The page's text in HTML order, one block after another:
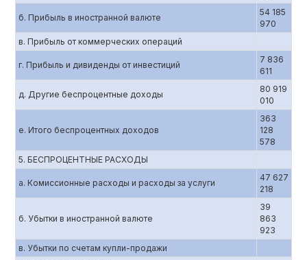
б. Прибыль в иностранной валюте
54 185
970
в. Прибыль от коммерческих операций
г. Прибыль и дивиденды от инвестиций
7 836
611
д. Другие беспроцентные доходы
80 919
010
е. Итого беспроцентных доходов
363
128
578
5. БЕСПРОЦЕНТНЫЕ РАСХОДЫ
а. Комиссионные расходы и расходы за услуги
47 627
218
б. Убытки в иностранной валюте
39
863
923
в. Убытки по счетам купли-продажи